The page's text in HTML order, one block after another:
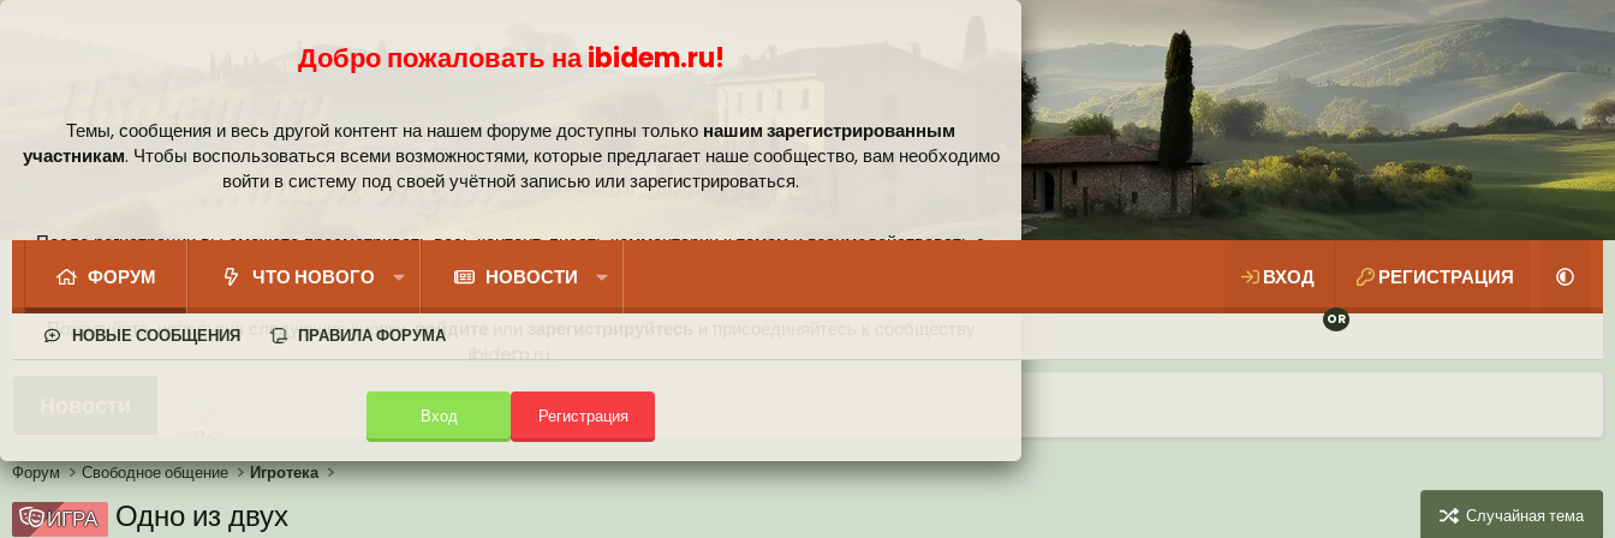
Добро пожаловать на ibidem.ru!
Темы, сообщения и весь другой контент на нашем форуме доступны только нашим зарегистрированным
участникам. Чтобы воспользоваться всеми возможностями, которые предлагает наше сообщество, вам необходимо
войти в систему под своей учётной записью или зарегистрироваться.
После регистрации вы сможете просматривать весь контент, писать комментарии к темам и взаимодействовать с
сообществом.
Пожалуйста, используя следующие кнопки,войдите
ibidem.ru.
Вход Регистрация
ФОРУМ ЧТО НОВОГО НОВОСТИ ВХОД РЕГИСТРАЦИЯ
НОВЫЕ СООБЩЕНИЯ ПРАВИЛА ФОРУМА
Иконки пользователя
Ваши собственные смайлики
Аналитика от Ассистента
Новая система рейтинга (оценок) на форуме
Форум Свободное общение Игротека
ИГРА Одно из двух
Случайная тема